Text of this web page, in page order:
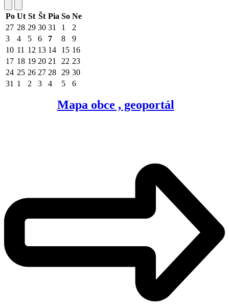
Po Ut St Št Pia So Ne
27 28 29 30 31 1
2
3
4 5 6 7 8
9
10 11 12 13 14 15 16
17 18 19 20 21 22 23
24 25 26 27 28 29 30
31 1 2 3 4 5 6
Mapa obce , geoportál